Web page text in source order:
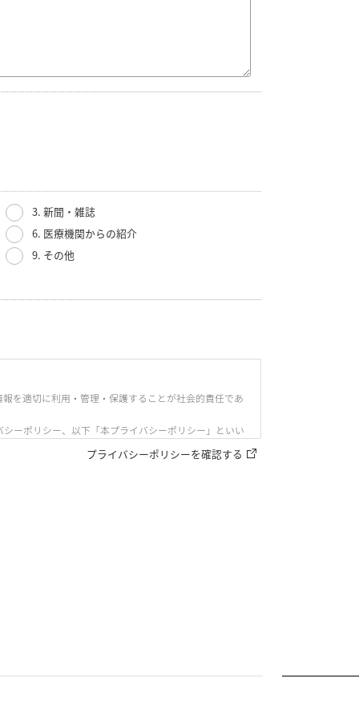
3. 新聞・雑誌
6. 医療機関からの紹介
9. その他
を適切に利用・管理・保護することが社会的責任であ
ーポリシー、以下「本プライバシーポリシー」といい
プライバシーポリシーを確認する